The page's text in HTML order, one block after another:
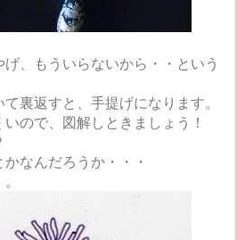
、もういらないから・・という
裏返すと、手提げになります。
ので、図解しときましょう！
なんだろうか・・・